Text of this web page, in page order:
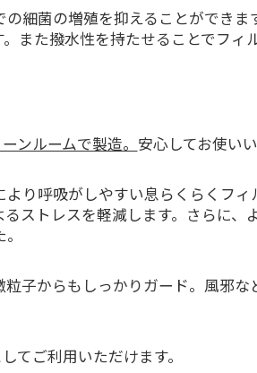
細菌の増殖を抑えることができ
また撥水性を持たせることでフィ
ンルームで製造。 安心してお使い
り呼吸がしやすい息らくらくフ
ストレスを軽減します。さらに、
子からもしっかりガード。風邪
てご利用いただけます。